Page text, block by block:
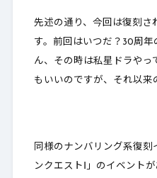
最後に
先述の通り、今回は復刻さ
す。前回はいつだ？30周
ん、その時は私星ドラや
もいいのですが、それ以来
同様のナンバリング系復刻
ンクエストⅠ」のイベント